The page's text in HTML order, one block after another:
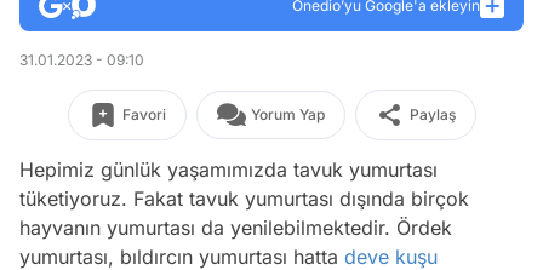
Onedio’yu Google'a ekleyin
31.01.2023 - 09:10
Favori Yorum Yap Paylaş
Hepimiz günlük yaşamımızda tavuk yumurtası
tüketiyoruz. Fakat tavuk yumurtası dışında birçok
hayvanın yumurtası da yenilebilmektedir. Ördek
yumurtası, bıldırcın yumurtası hatta deve kuşu